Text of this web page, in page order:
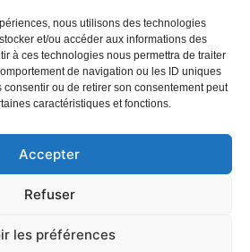
nous utilisons des technologies
et/ou accéder aux informations des
à ces technologies nous permettra de traiter
de navigation ou les ID uniques
consentir ou de retirer son consentement peut
caractéristiques et fonctions.
Accepter
Refuser
les préférences